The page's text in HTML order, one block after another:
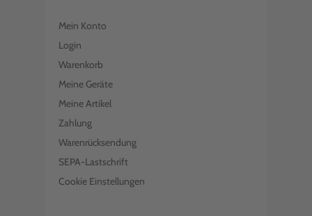
Mein Konto
Login
Warenkorb
Meine Geräte
Meine Artikel
Zahlung
Warenrücksendung
SEPA-Lastschrift
Cookie Einstellungen